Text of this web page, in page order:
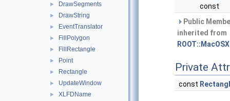
► DrawSegments
► DrawString
► EventTranslator
► FillPolygon
► FillRectangle
► Point
► Rectangle
► UpdateWindow
► XLFDName
const
Public
inherited from
Private
const